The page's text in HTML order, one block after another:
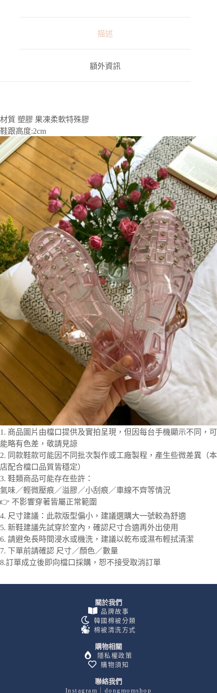
描述
額外資訊
材質 塑膠 果凍柔軟特殊膠
鞋跟高度:2cm
1. 商品圖片由檔口提供及實拍呈現，但因每台手機顯示不同，可
能略有色差，敬請見諒
2. 同款鞋款可能因不同批次製作或工廠製程，產生些微差異（本
店配合檔口品質皆穩定）
3. 鞋類商品可能存在些許：
氣味／輕微壓痕／溢膠／小刮痕／車線不齊等情況
👉 不影響穿著皆屬正常範圍
4. 尺寸建議：此款版型偏小，建議選購大一號較為舒適
5. 新鞋建議先試穿於室內，確認尺寸合適再外出使用
6. 請避免長時間浸水或機洗，建議以乾布或濕布輕拭清潔
7. 下單前請確認 尺寸／顏色／數量
8.訂單成立後即向檔口採購，恕不接受取消訂單
關於我們
品牌故事
韓國棉被分類
棉被清洗方式
購物相關
隱私權政策
購物須知
聯絡我們
Instagram｜dongmomshop